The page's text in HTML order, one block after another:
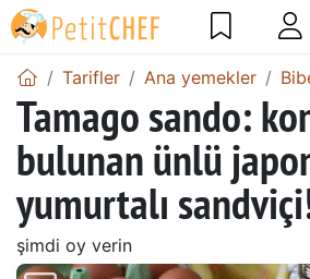
Tarifler Ana yemekler
Tamago sando:
bulunan ünlü
yumurtalı
şimdi oy verin